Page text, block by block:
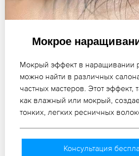
Мокрое
Мокрый эффект в наращивании
можно найти в различных
частных мастеров. Этот эффект,
как влажный или мокрый,
тонких, легких ресничных
Консультация